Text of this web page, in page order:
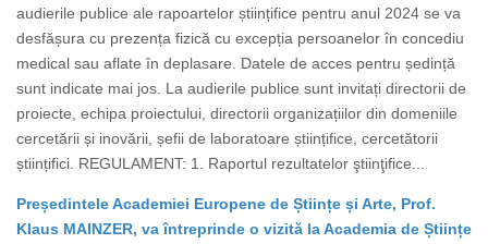
audierile publice ale rapoartelor științifice pentru anul 2024 se va
desfășura cu prezența fizică cu excepția persoanelor în concediu
medical sau aflate în deplasare. Datele de acces pentru ședință
sunt indicate mai jos. La audierile publice sunt invitați directorii de
proiecte, echipa proiectului, directorii organizațiilor din domeniile
cercetării și inovării, șefii de laboratoare științifice, cercetătorii
științifici. REGULAMENT: 1. Raportul rezultatelor ştiinţifice...
Președintele Academiei Europene de Științe și Arte, Prof.
Klaus MAINZER, va întreprinde o vizită la Academia de Științe